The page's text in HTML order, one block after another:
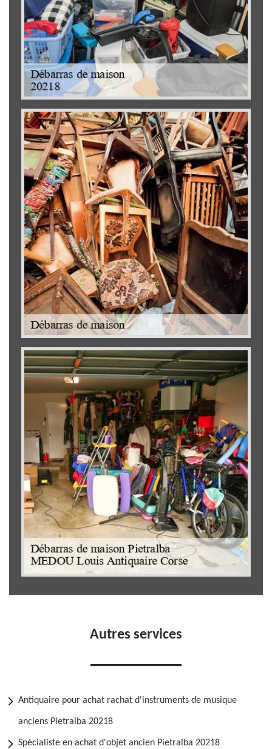
Autres services
Antiquaire pour achat rachat d'instruments de musique
anciens Pietralba 20218
Spécialiste en achat d'objet ancien Pietralba 20218